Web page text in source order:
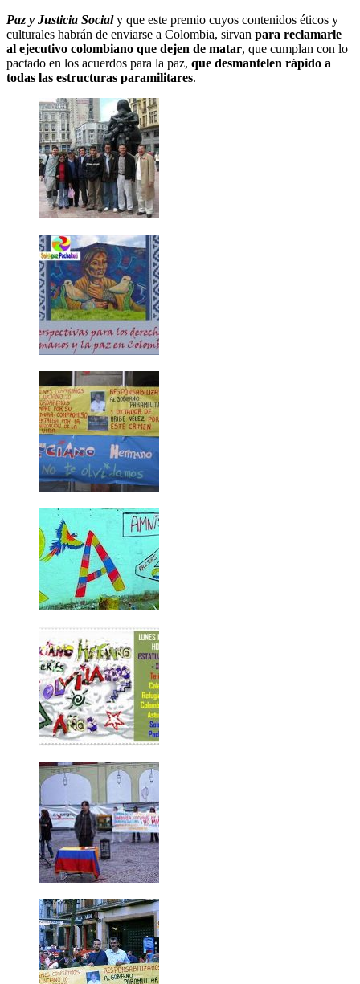
Paz y Justicia Social y que este premio cuyos contenidos éticos y
culturales habrán de enviarse a Colombia, sirvan para reclamarle
al ejecutivo colombiano que dejen de matar, que cumplan con lo
pactado en los acuerdos para la paz, que desmantelen rápido a
todas las estructuras paramilitares.